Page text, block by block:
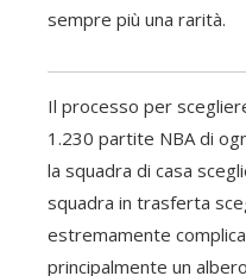
sempre più una rarità.
Il processo per
1.230 partite NBA di
la squadra di casa
squadra in trasferta
estremamente
principalmente un